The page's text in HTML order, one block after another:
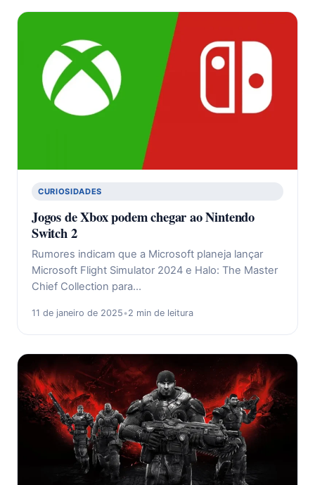
CURIOSIDADES
Jogos de Xbox podem chegar ao Nintendo
Switch 2
Rumores indicam que a Microsoft planeja lançar
Microsoft Flight Simulator 2024 e Halo: The Master
Chief Collection para…
11 de janeiro de 2025•2 min de leitura